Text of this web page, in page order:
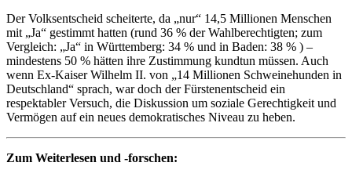
Der Volksentscheid scheiterte, da „nur“ 14,5 Millionen Menschen
mit „Ja“ gestimmt hatten (rund 36 % der Wahlberechtigten; zum
Vergleich: „Ja“ in Württemberg: 34 % und in Baden: 38 % ) –
mindestens 50 % hätten ihre Zustimmung kundtun müssen. Auch
wenn Ex-Kaiser Wilhelm II. von „14 Millionen Schweinehunden in
Deutschland“ sprach, war doch der Fürstenentscheid ein
respektabler Versuch, die Diskussion um soziale Gerechtigkeit und
Vermögen auf ein neues demokratisches Niveau zu heben.
Zum Weiterlesen und -forschen: